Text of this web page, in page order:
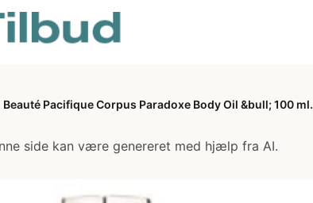
Beauté Pacifique Corpus Paradoxe Body Oil &bull; 100 ml.
side kan være genereret med hjælp fra AI.